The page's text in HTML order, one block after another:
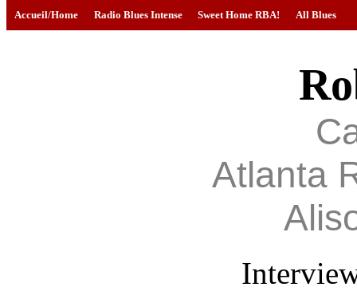
Accueil/Home Radio Blues Intense Sweet Home RBA! All Blues
Atlanta